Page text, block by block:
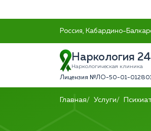
Россия, Кабардино-
Наркология
Наркологическая клиника
Лицензия №ЛО-50-01-
Главная Услуги